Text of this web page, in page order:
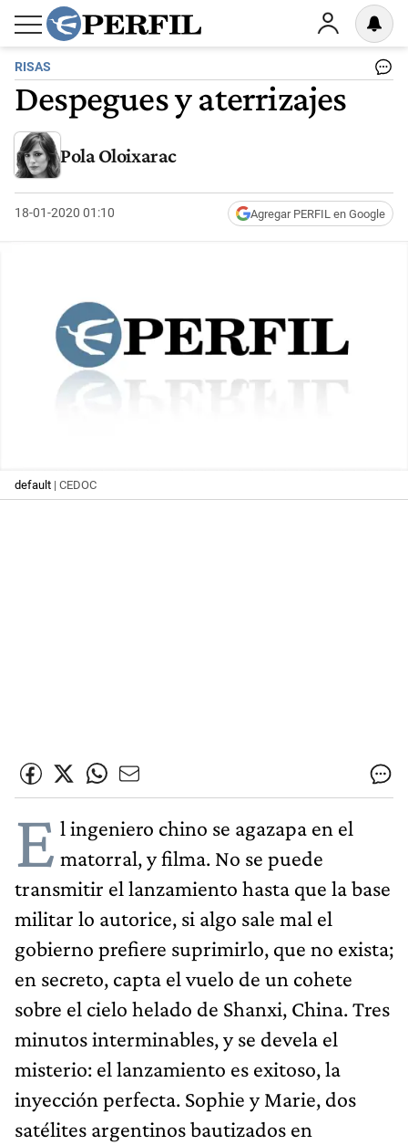
RISAS
Despegues y aterrizajes
Pola Oloixarac
18-01-2020 01:10 Agregar PERFIL en Google
default | CEDOC
E l ingeniero chino se agazapa en el
matorral, y filma. No se puede
transmitir el lanzamiento hasta que la base
militar lo autorice, si algo sale mal el
gobierno prefiere suprimirlo, que no exista;
en secreto, capta el vuelo de un cohete
sobre el cielo helado de Shanxi, China. Tres
minutos interminables, y se devela el
misterio: el lanzamiento es exitoso, la
inyección perfecta. Sophie y Marie, dos
satélites argentinos bautizados en